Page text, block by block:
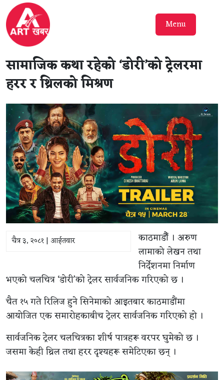
Menu
सामाजिक कथा रहेको ‘डोरी’को ट्रेलरमा
हरर र थ्रिलको मिश्रण
चैत्र ३, २०८१ | आईतवार
काठमाडौँ । अरुण
लामाको लेखन तथा
निर्देशनमा निर्माण
भएको चलचित्र ‘डोरी’को ट्रेलर सार्वजनिक गरिएको छ ।
चैत १५ गते रिलिज हुने सिनेमाको आइतबार काठमाडौंमा
आयोजित एक समारोहकाबीच ट्रेलर सार्वजनिक गरिएको हो ।
सार्वजनिक ट्रेलर चलचित्रका शीर्ष पात्रहरू वरपर घुमेको छ ।
जसमा केही थ्रिल तथा हरर दृश्यहरू समेटिएका छन् ।